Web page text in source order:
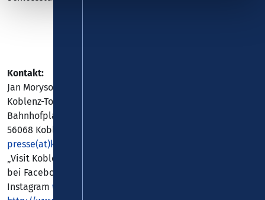
Kontakt:
Jan Moryson
Koblenz-Touristik GmbH
Bahnhofplatz 7
56068 Koblenz
presse(at)koblenz-touristik.de
„Visit Koblenz“ #visitkoblenz
bei Facebook:
Instagram www.instagram.com/visit.koblenz